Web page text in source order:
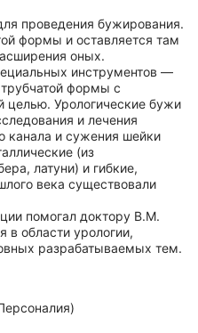
проведения бужирования.
формы и оставляется там
оных.
инструментов —
формы с
целью. Урологические бужи
и лечения
канала и сужения шейки
(из
латуни) и гибкие,
века существовали
помогал доктору В.М.
области урологии,
разрабатываемых тем.